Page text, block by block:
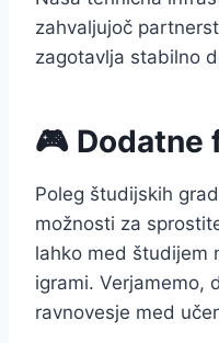
zahvaljujoč
zagotavlja stabilno
🎮 Dodatne
Poleg študijskih
možnosti za
lahko med študijem
igrami. Verjamemo,
ravnovesje med